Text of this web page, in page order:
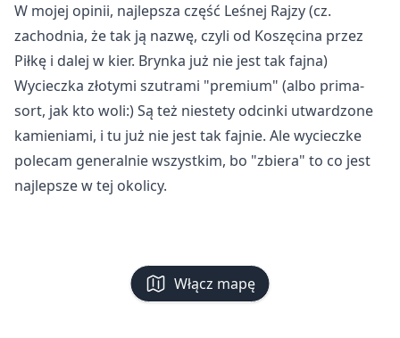
Włącz mapę
W mojej opinii, najlepsza część Leśnej Rajzy (cz.
zachodnia, że tak ją nazwę, czyli od Koszęcina przez
Piłkę i dalej w kier. Brynka już nie jest tak fajna)
Wycieczka złotymi szutrami "premium" (albo prima-
sort, jak kto woli:) Są też niestety odcinki utwardzone
kamieniami, i tu już nie jest tak fajnie. Ale wycieczke
polecam generalnie wszystkim, bo "zbiera" to co jest
najlepsze w tej okolicy.